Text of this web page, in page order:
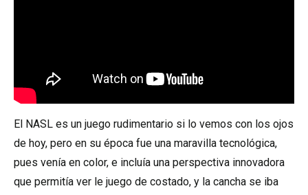
El NASL es un juego rudimentario si lo vemos con los ojos
de hoy, pero en su época fue una maravilla tecnológica,
pues venía en color, e incluía una perspectiva innovadora
que permitía ver le juego de costado, y la cancha se iba